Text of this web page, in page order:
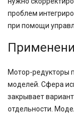
проблем
при помощи
Мотор-редукторы
моделей. Сфера
закрывает
отдельности.